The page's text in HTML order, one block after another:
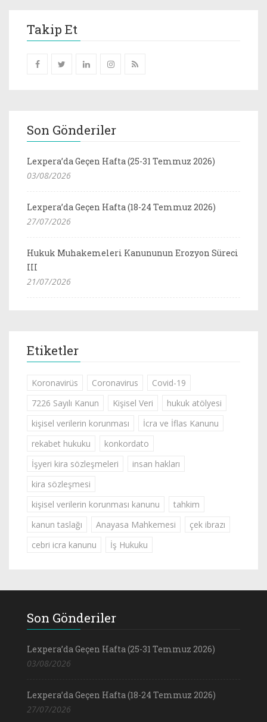
Takip Et
Son Gönderiler
Lexpera’da Geçen Hafta (25-31 Temmuz 2026)
03/08/2026
Lexpera’da Geçen Hafta (18-24 Temmuz 2026)
27/07/2026
Hukuk Muhakemeleri Kanununun Erozyon Süreci
III
21/07/2026
Etiketler
Koronavirüs Coronavirus
Covid-19
7226 Sayılı Kanun
Kişisel Veri
hukuk atölyesi
kişisel verilerin korunması
İcra ve İflas Kanunu
rekabet hukuku
konkordato
İşyeri kira sözleşmeleri
insan hakları
kira sözleşmesi
kişisel verilerin korunması kanunu
tahkim
kanun taslağı
Anayasa Mahkemesi
çek ibrazı
cebri icra kanunu
İş Hukuku
Son Gönderiler
Lexpera’da Geçen Hafta (25-31 Temmuz 2026)
03/08/2026
Lexpera’da Geçen Hafta (18-24 Temmuz 2026)
27/07/2026